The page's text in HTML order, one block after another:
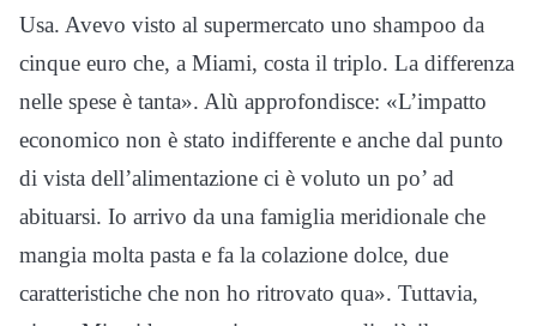
Usa. Avevo visto al supermercato uno shampoo da
cinque euro che, a Miami, costa il triplo. La differenza
nelle spese è tanta». Alù approfondisce: «L’impatto
economico non è stato indifferente e anche dal punto
di vista dell’alimentazione ci è voluto un po’ ad
abituarsi. Io arrivo da una famiglia meridionale che
mangia molta pasta e fa la colazione dolce, due
caratteristiche che non ho ritrovato qua». Tuttavia,